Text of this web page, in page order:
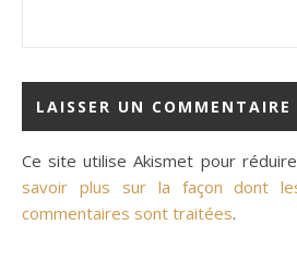
Ce site utilise Akismet pour
savoir plus sur la façon dont
commentaires sont traitées.